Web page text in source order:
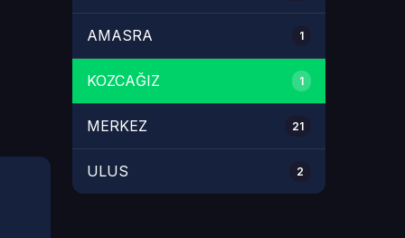
AMASRA 1
KOZCAĞIZ 1
MERKEZ 21
ULUS 2